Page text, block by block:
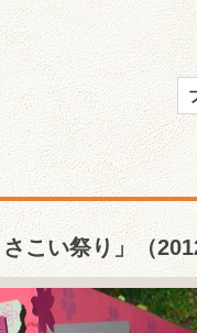
こい祭り」（